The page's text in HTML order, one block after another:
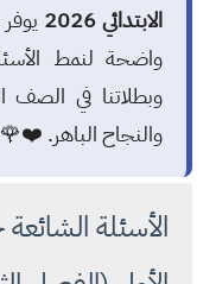
الابتدائي 2026
واضحة لنمط
وبطلاتنا في الصف
والنجاح الباهر. ❤️🌹
الأسئلة